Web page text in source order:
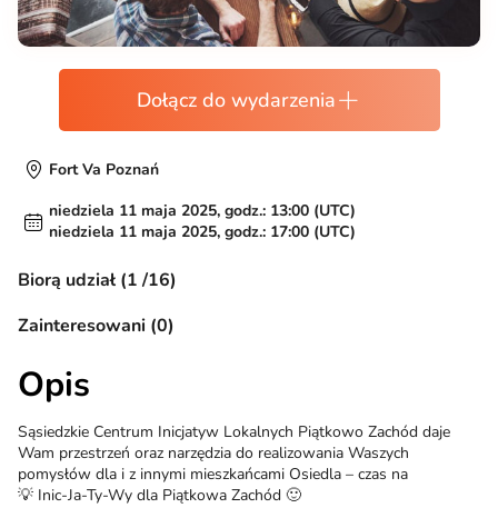
Dołącz do wydarzenia
Fort Va Poznań
niedziela 11 maja 2025, godz.: 13:00 (UTC)
niedziela 11 maja 2025, godz.: 17:00 (UTC)
Biorą udział (1 /16)
Zainteresowani (0)
Opis
Sąsiedzkie Centrum Inicjatyw Lokalnych Piątkowo Zachód daje
Wam przestrzeń oraz narzędzia do realizowania Waszych
pomysłów dla i z innymi mieszkańcami Osiedla – czas na
💡 Inic-Ja-Ty-Wy dla Piątkowa Zachód 🙂